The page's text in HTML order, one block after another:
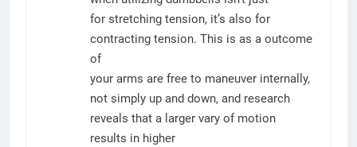
for stretching tension, it’s also for
contracting tension. This is as a outcome
of
your arms are free to maneuver internally,
not simply up and down, and research
reveals that a larger vary of motion
results in higher